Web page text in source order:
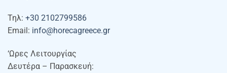
Τηλ: +30 2102799586
Email: info@horecagreece.gr
‘Ωρες Λειτουργίας
Δευτέρα – Παρασκευή: